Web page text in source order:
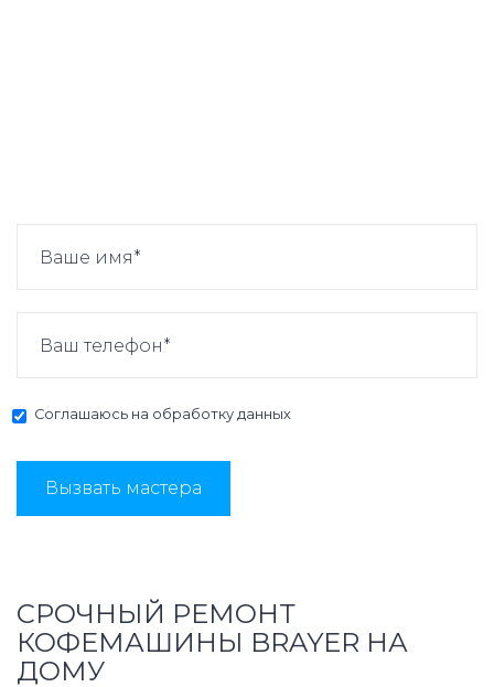
Соглашаюсь на обработку данных
Вызвать мастера
СРОЧНЫЙ РЕМОНТ
КОФЕМАШИНЫ BRAYER НА
ДОМУ